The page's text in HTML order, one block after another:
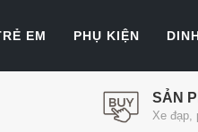
EM PHỤ KIỆN
SẢN
Xe đạp,